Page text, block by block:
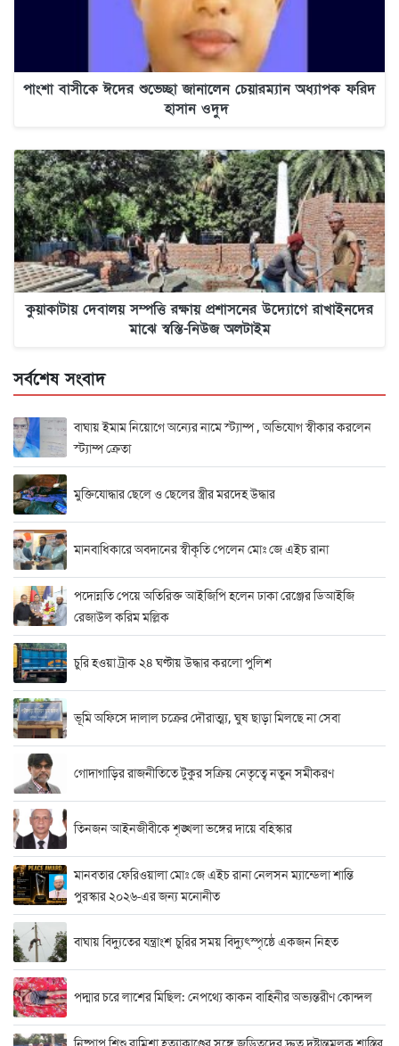
পাংশা বাসীকে ঈদের শুভেচ্ছা জানালেন চেয়ারম্যান অধ্যাপক ফরিদ
হাসান ওদুদ
কুয়াকাটায় দেবালয় সম্পত্তি রক্ষায় প্রশাসনের উদ্যোগে রাখাইনদের
মাঝে স্বস্তি-নিউজ অলটাইম
সর্বশেষ সংবাদ
বাঘায় ইমাম নিয়োগে অন্যের নামে স্ট্যাম্প , অভিযোগ স্বীকার করলেন
স্ট্যাম্প ক্রেতা
মুক্তিযোদ্ধার ছেলে ও ছেলের স্ত্রীর মরদেহ উদ্ধার
মানবাধিকারে অবদানের স্বীকৃতি পেলেন মোঃ জে এইচ রানা
পদোন্নতি পেয়ে অতিরিক্ত আইজিপি হলেন ঢাকা রেঞ্জের ডিআইজি
রেজাউল করিম মল্লিক
চুরি হওয়া ট্রাক ২৪ ঘণ্টায় উদ্ধার করলো পুলিশ
ভূমি অফিসে দালাল চক্রের দৌরাত্ম্য, ঘুষ ছাড়া মিলছে না সেবা
গোদাগাড়ির রাজনীতিতে টুকুর সক্রিয় নেতৃত্বে নতুন সমীকরণ
তিনজন আইনজীবীকে শৃঙ্খলা ভঙ্গের দায়ে বহিস্কার
মানবতার ফেরিওয়ালা মোঃ জে এইচ রানা নেলসন ম্যান্ডেলা শান্তি
পুরস্কার ২০২৬-এর জন্য মনোনীত
বাঘায় বিদ্যুতের যন্ত্রাংশ চুরির সময় বিদ্যুৎস্পৃষ্ঠে একজন নিহত
পদ্মার চরে লাশের মিছিল: নেপথ্যে কাকন বাহিনীর অভ্যন্তরীণ কোন্দল